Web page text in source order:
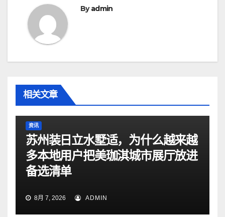
Byadmin
相关文章
资讯
苏州装日立水墅适，为什么越来越
多本地用户把美珈淇城市展厅放进
备选清单
8月 7, 2026 ADMIN